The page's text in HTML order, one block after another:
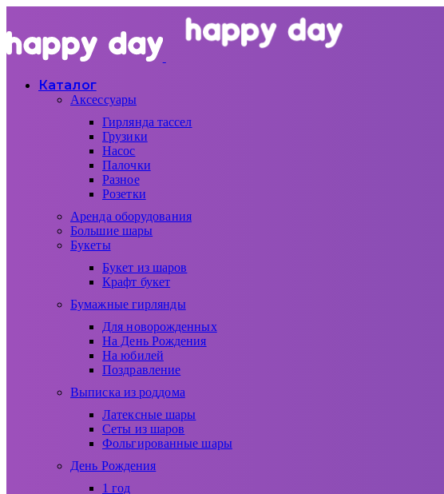
Каталог
Аксессуары
Гирлянда тассел
Грузики
Насос
Палочки
Разное
Розетки
Аренда оборудования
Большие шары
Букеты
Букет из шаров
Крафт букет
Бумажные гирлянды
Для новорожденных
На День Рождения
На юбилей
Поздравление
Выписка из роддома
Латексные шары
Сеты из шаров
Фольгированные шары
День Рождения
1 год